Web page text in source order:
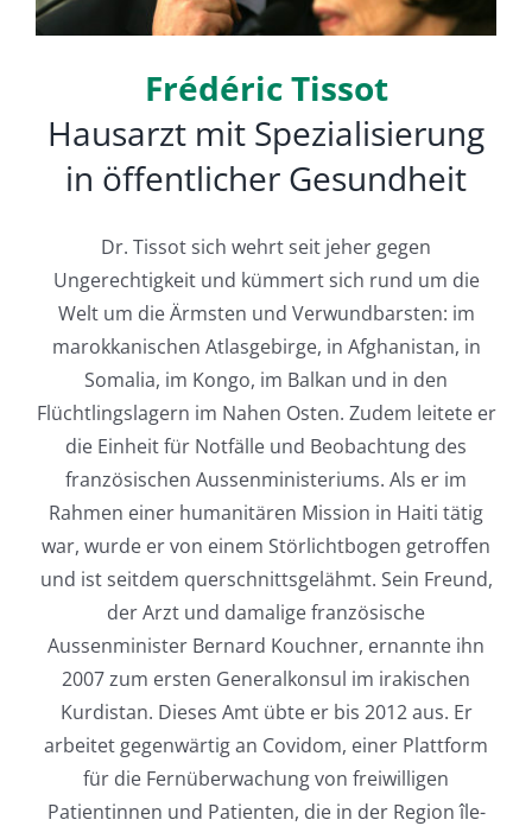
Deutsch
Frédéric Tissot
Hausarzt mit Spezialisierung
in öffentlicher Gesundheit
Dr. Tissot sich wehrt seit jeher gegen
Ungerechtigkeit und kümmert sich rund um die
Welt um die Ärmsten und Verwundbarsten: im
marokkanischen Atlasgebirge, in Afghanistan, in
Somalia, im Kongo, im Balkan und in den
Flüchtlingslagern im Nahen Osten. Zudem leitete er
die Einheit für Notfälle und Beobachtung des
französischen Aussenministeriums. Als er im
Rahmen einer humanitären Mission in Haiti tätig
war, wurde er von einem Störlichtbogen getroffen
und ist seitdem querschnittsgelähmt. Sein Freund,
der Arzt und damalige französische
Aussenminister Bernard Kouchner, ernannte ihn
2007 zum ersten Generalkonsul im irakischen
Kurdistan. Dieses Amt übte er bis 2012 aus. Er
arbeitet gegenwärtig an Covidom, einer Plattform
für die Fernüberwachung von freiwilligen
Patientinnen und Patienten, die in der Region île-